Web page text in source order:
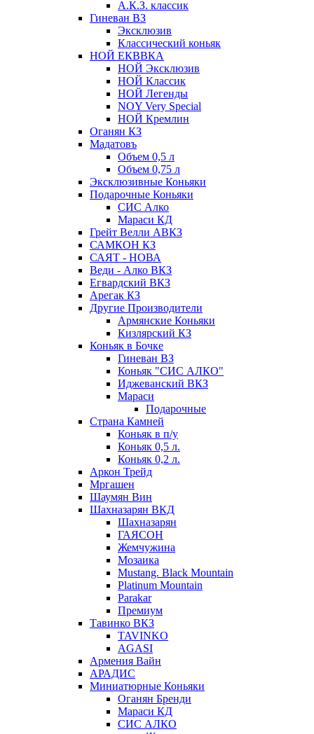
А.К.З. классик
Гиневан ВЗ
Эксклюзив
Классический коньяк
НОЙ ЕКВВКА
НОЙ Эксклюзив
НОЙ Классик
НОЙ Легенды
NOY Very Speсial
НОЙ Кремлин
Оганян КЗ
Мадатовъ
Объем 0,5 л
Объем 0,75 л
Эксклюзивные Коньяки
Подарочные Коньяки
СИС Алко
Мараси КД
Грейт Велли АВКЗ
САМКОН КЗ
САЯТ - НОВА
Веди - Алко ВКЗ
Егвардский ВКЗ
Арегак КЗ
Другие Производители
Армянские Коньяки
Кизлярский КЗ
Коньяк в Бочке
Гиневан ВЗ
Коньяк "СИС АЛКО"
Иджеванский ВКЗ
Мараси
Подарочные
Страна Камней
Коньяк в п/у
Коньяк 0,5 л.
Коньяк 0,2 л.
Аркон Трейд
Мргашен
Шаумян Вин
Шахназарян ВКД
Шахназарян
ГАЯСОН
Жемчужина
Мозаика
Mustang. Black Mountain
Platinum Mountain
Parakar
Премиум
Тавинко ВКЗ
TAVINKO
AGASI
Армения Вайн
АРАДИС
Миниатюрные Коньяки
Оганян Бренди
Мараси КД
СИС АЛКО